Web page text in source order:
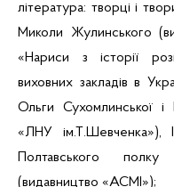
література: творці і
Миколи Жулинського
«Нариси з історії
виховних закладів в
Ольги Сухомлинськоїі
«ЛНУ ім.Т.Шевченка»),
Полтавського
(видавництво «АСМІ»);